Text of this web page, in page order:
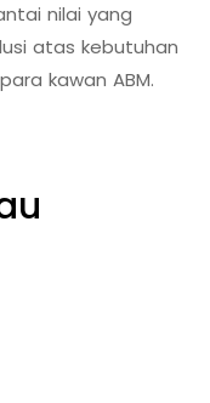
nilai yang
atas kebutuhan
kawan ABM.